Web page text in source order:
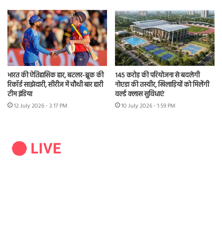
भारत की ऐतिहासिक हार, बटलर-ब्रूक की
रिकॉर्ड साझेदारी, सीरीज में चौथी बार हारी
टीम इंडिया
12 July 2026 - 3:17 PM
145 करोड़ की परियोजना से बदलेगी
नोएडा की तस्वीर, खिलाड़ियों को मिलेंगी
वर्ल्ड क्लास सुविधाएं
10 July 2026 - 1:59 PM